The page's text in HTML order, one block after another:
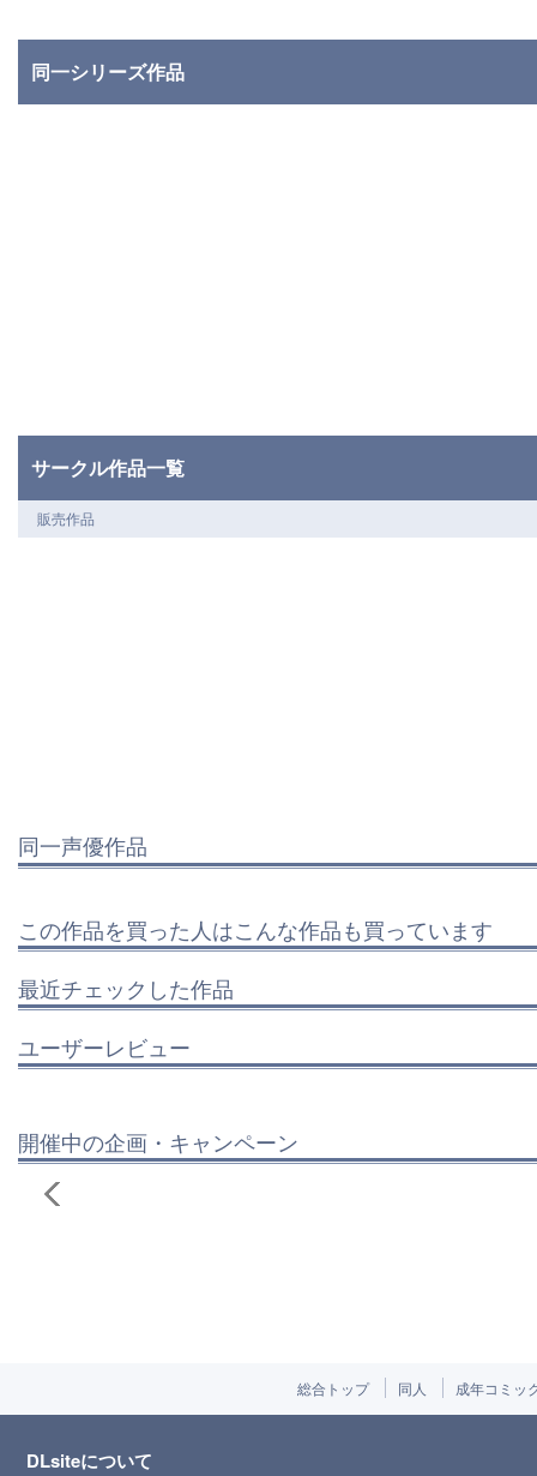
同一シリーズ作品
サークル作品一覧
販売作品
同一声優作品
この作品を買った人はこんな作品も買っています
最近チェックした作品
ユーザーレビュー
開催中の企画・キャンペーン
総合トップ 同人 成年コミッ
DLsiteについて